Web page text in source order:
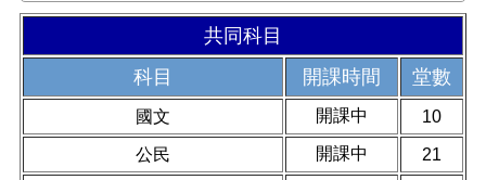
共同科目
科目
開課時間 堂數
國文 開課中 10
公民 開課中 21